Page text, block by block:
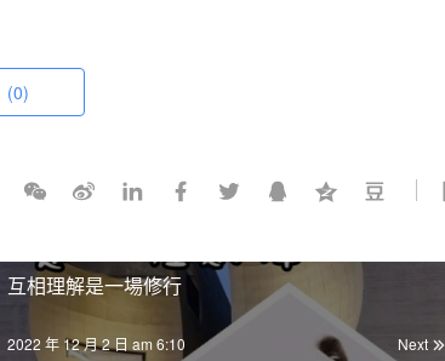
c
(0)
互相理解是一場修行
Next
2022 年 12 月 2 日 am 6:10